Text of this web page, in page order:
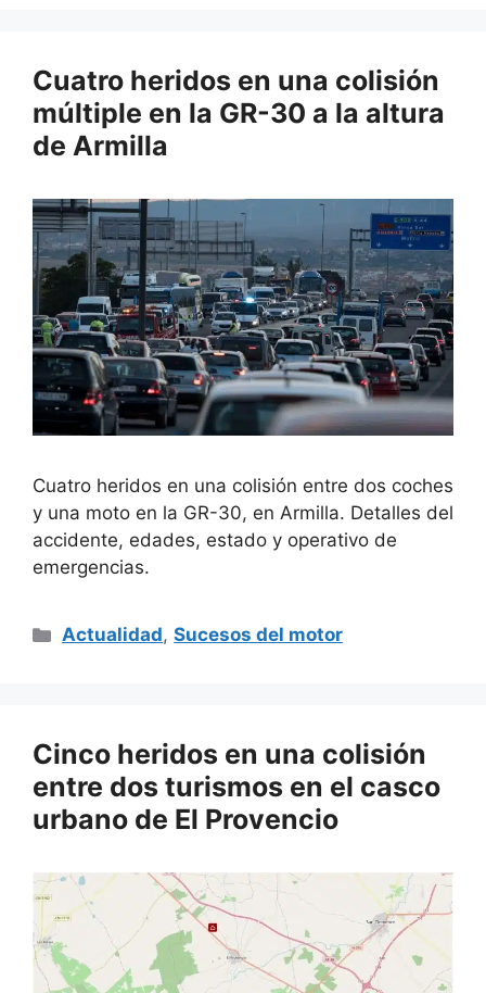
Cuatro heridos en una colisión
múltiple en la GR-30 a la altura
de Armilla
Cuatro heridos en una colisión entre dos coches
y una moto en la GR-30, en Armilla. Detalles del
accidente, edades, estado y operativo de
emergencias.
Categorías
Actualidad,Sucesos del motor
Cinco heridos en una colisión
entre dos turismos en el casco
urbano de El Provencio